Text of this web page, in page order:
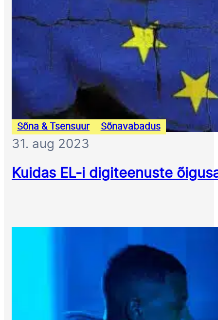
Sõna & Tsensuur Sõnavabadus
31. aug 2023
Kuidas EL-i digiteenuste